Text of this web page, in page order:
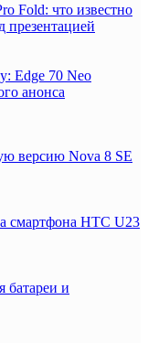
Fold: что известно
презентацией
Edge 70 Neo
анонса
версию Nova 8 SE
смартфона HTC U23
батареи и